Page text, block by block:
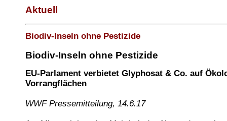
Aktuell
Biodiv-Inseln ohne Pestizide
Biodiv-Inseln ohne Pestizide
EU-Parlament verbietet Glyphosat & Co. auf
Vorrangflächen
WWF Pressemitteilung, 14.6.17